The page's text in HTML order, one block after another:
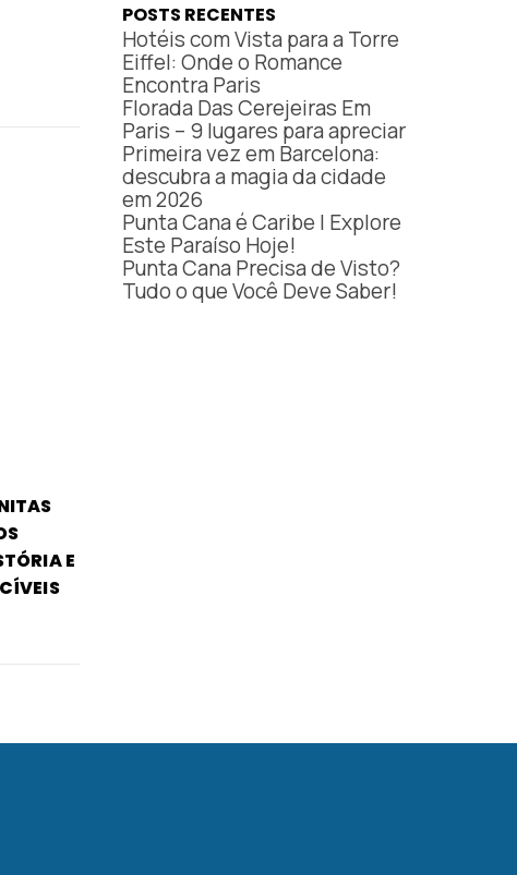
E
POSTS RECENTES
Hotéis com Vista para a Torre
Eiffel: Onde o Romance
Encontra Paris
Florada Das Cerejeiras Em
Paris – 9 lugares para apreciar
Primeira vez em Barcelona:
descubra a magia da cidade
em 2026
Punta Cana é Caribe | Explore
Este Paraíso Hoje!
Punta Cana Precisa de Visto?
Tudo o que Você Deve Saber!